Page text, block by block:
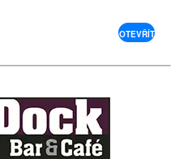
OTEVŘÍT